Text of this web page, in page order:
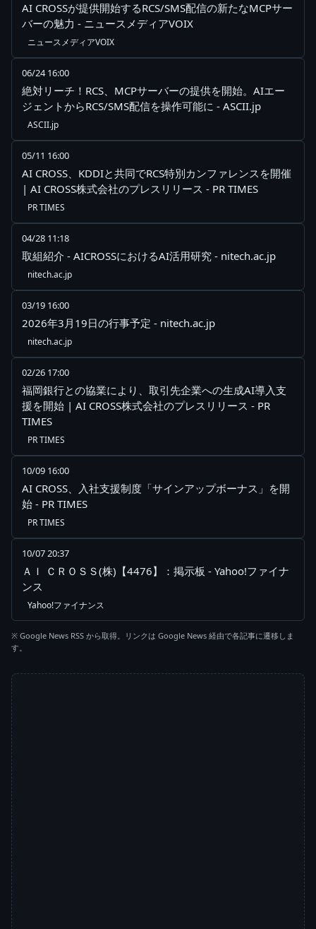
AI CROSSが提供開始するRCS/SMS配信の新たなMCPサー
バーの魅力 - ニュースメディアVOIX
ニュースメディアVOIX
06/24 16:00
絶対リーチ！RCS、MCPサーバーの提供を開始。AIエー
ジェントからRCS/SMS配信を操作可能に - ASCII.jp
ASCII.jp
05/11 16:00
AI CROSS、KDDIと共同でRCS特別カンファレンスを開催
| AI CROSS株式会社のプレスリリース - PR TIMES
PR TIMES
04/28 11:18
取組紹介 - AICROSSにおけるAI活用研究 - nitech.ac.jp
nitech.ac.jp
03/19 16:00
2026年3月19日の行事予定 - nitech.ac.jp
nitech.ac.jp
02/26 17:00
福岡銀行との協業により、取引先企業への生成AI導入支
援を開始 | AI CROSS株式会社のプレスリリース - PR
TIMES
PR TIMES
10/09 16:00
AI CROSS、入社支援制度「サインアップボーナス」を開
始 - PR TIMES
PR TIMES
10/07 20:37
ＡＩ ＣＲＯＳＳ(株)【4476】：掲示板 - Yahoo!ファイナ
ンス
Yahoo!ファイナンス
※ Google News RSS から取得。リンクは Google News 経由で各記事に遷移しま
す。